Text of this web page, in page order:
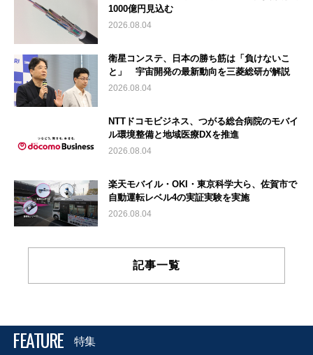
1000億円見込む
2026.08.04
衛星コンステ、日本の勝ち筋は「負けないこ
と」 宇宙開発の最新動向を三菱総研が解説
2026.08.04
NTTドコモビジネス、つがる総合病院のモバイ
ル環境整備と地域医療DXを推進
2026.08.04
楽天モバイル・OKI・東京科学大ら、佐賀市で
自動運転レベル4の実証実験を実施
2026.08.04
記事一覧
FEATURE 特集